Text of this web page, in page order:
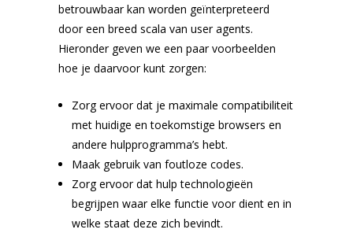
betrouwbaar kan worden geïnterpreteerd
door een breed scala van user agents.
Hieronder geven we een paar voorbeelden
hoe je daarvoor kunt zorgen:
Zorg ervoor dat je maximale compatibiliteit
met huidige en toekomstige browsers en
andere hulpprogramma’s hebt.
Maak gebruik van foutloze codes.
Zorg ervoor dat hulp technologieën
begrijpen waar elke functie voor dient en in
welke staat deze zich bevindt.